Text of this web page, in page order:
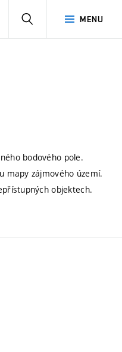
MENU
bodového pole.
mapy zájmového území.
objektech.